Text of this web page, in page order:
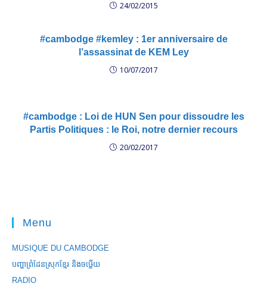
24/02/2015
#cambodge #kemley : 1er anniversaire de
l’assassinat de KEM Ley
10/07/2017
#cambodge : Loi de HUN Sen pour dissoudre les
Partis Politiques : le Roi, notre dernier recours
20/02/2017
Menu
MUSIQUE DU CAMBODGE
បញ្ហាព្រំដែនស្រុកខ្មែរ និងចឞ្លើយ
RADIO